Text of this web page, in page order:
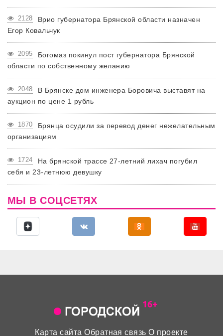
2128
Врио губернатора Брянской области назначен
Егор Ковальчук
2095
Богомаз покинул пост губернатора Брянской
области по собственному желанию
2048
В Брянске дом инженера Боровича выставят на
аукцион по цене 1 рубль
1870
Брянца осудили за перевод денег нежелательным
организациям
1724
На брянской трассе 27-летний лихач погубил
себя и 23-летнюю девушку
МЫ В СОЦСЕТЯХ
Карта сайта Обратная связь О проекте